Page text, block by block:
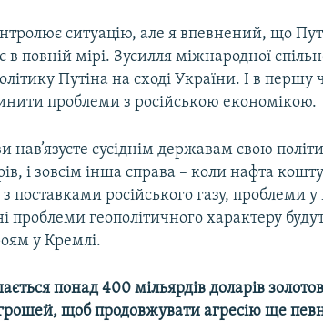
ситуацію, але я впевнений, що
повній мірі. Зусилля міжнародної
Путіна на сході України. І в
проблеми з російською економікою.
нав’язуєте сусіднім державам свою
і зовсім інша справа – коли нафта
поставками російського газу, проблеми у
проблеми геополітичного характеру
у Кремлі.
понад 400 мільярдів доларів
щоб продовжувати агресію ще